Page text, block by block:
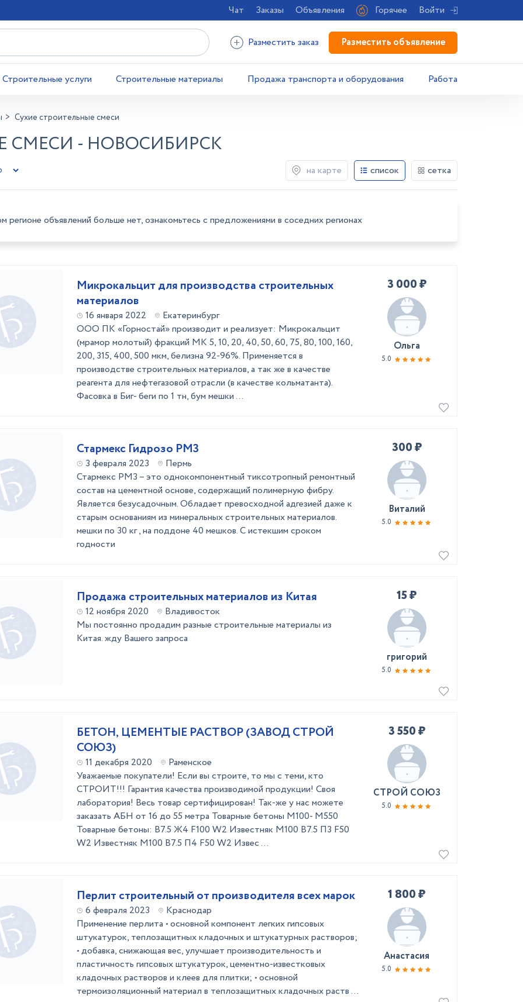
Чат Заказы Объявления Горячее Войти
Разместить заказ Разместить объявление
Строительные услуги Строительные материалы Продажа транспорта и оборудования Работа
Сухие строительные смеси
СМЕСИ - НОВОСИБИРСК
на карте список сетка
регионе объявлений больше нет, ознакомьтесь с предложениями в соседних регионах
Микрокальцит для производства строительных
материалов
16 января 2022
Екатеринбург
ООО ПК «Горностай» производит и реализует: Микрокальцит
(мрамор молотый) фракций МК 5, 10, 20, 40, 50, 60, 75, 80, 100, 160,
200, 315, 400, 500 мкм, белизна 92-96%. Применяется в
производстве строительных материалов, а так же в качестве
реагента для нефтегазовой отрасли (в качестве кольматанта).
Фасовка в Биг- беги по 1 тн, бум мешки ...
3 000 ₽
Ольга
5.0
Стармекс Гидрозо РМ3
3 февраля 2023
Пермь
Стармекс РМ3 – это однокомпонентный тикcотропный ремонтный
состав на цементной основе, содержащий полимерную фибру.
Является безусадочным. Обладает превосходной адгезией даже к
старым основаниям из минеральных строительных материалов.
мешки по 30 кг , на поддоне 40 мешков. С истекшим сроком
годности
300 ₽
Виталий
5.0
Продажа строительных материалов из Китая
12 ноября 2020
Владивосток
Мы постоянно продадим разные строительные материалы из
Китая. жду Вашего запроса
15 ₽
григорий
5.0
БЕТОН, ЦЕМЕНТЫЕ РАСТВОР (ЗАВОД СТРОЙ
СОЮЗ)
11 декабря 2020
Раменское
Уважаемые покупатели! Если вы строите, то мы с теми, кто
СТРОИТ!!! Гарантия качества производимой продукции! Своя
лаборатория! Весь товар сертифицирован! Так-же у нас можете
заказать АБН от 16 до 55 метра Товарные бетоны М100- М550
Товарные бетоны: B7.5 Ж4 F100 W2 Известняк М100 B7.5 П3 F50
W2 Известняк М100 B7.5 П4 F50 W2 Извес ...
3 550 ₽
СТРОЙ СОЮЗ
5.0
Перлит строительный от производителя всех марок
6 февраля 2023
Краснодар
Применение перлита • основной компонент легких гипсовых
штукатурок, теплозащитных кладочных и штукатурных растворов;
• добавка, снижающая вес, улучшает производительность и
пластичность гипсовых штукатурок, цементно-известковых
кладочных растворов и клеев для плитки; • основной
термоизоляционный материал в теплозащитных кладочных раств ...
1 800 ₽
Анастасия
5.0